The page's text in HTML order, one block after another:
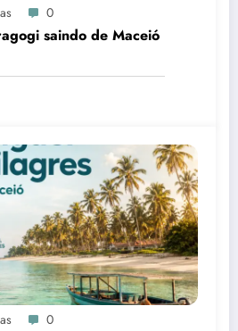
0
saindo de Maceió
0